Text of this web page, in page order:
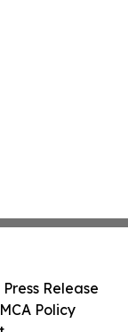
Release
Policy